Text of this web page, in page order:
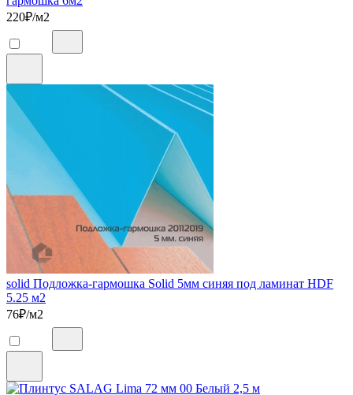
220₽/м2
solid Подложка-гармошка Solid 5мм синяя под ламинат HDF
5.25 м2
76₽/м2